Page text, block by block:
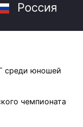
Россия
среди юношей
чемпионата